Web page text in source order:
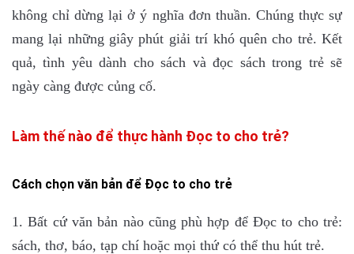
không chỉ dừng lại ở ý nghĩa đơn thuần. Chúng thực sự
mang lại những giây phút giải trí khó quên cho trẻ. Kết
quả, tình yêu dành cho sách và đọc sách trong trẻ sẽ
ngày càng được củng cố.
Làm thế nào để thực hành Đọc to cho trẻ?
Cách chọn văn bản để Đọc to cho trẻ
1. Bất cứ văn bản nào cũng phù hợp để Đọc to cho trẻ:
sách, thơ, báo, tạp chí hoặc mọi thứ có thể thu hút trẻ.